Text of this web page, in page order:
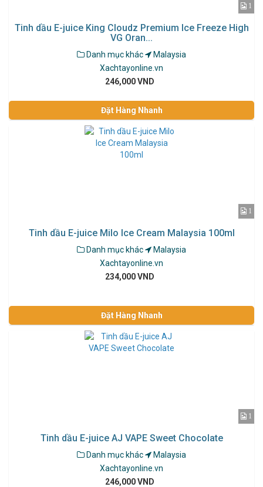
1
Tinh dầu E-juice King Cloudz Premium Ice Freeze High
VG Oran...
Danh mục khác
Malaysia
Xachtayonline.vn
246,000 VND
Đặt Hàng Nhanh
1
Tinh dầu E-juice Milo Ice Cream Malaysia 100ml
Danh mục khác
Malaysia
Xachtayonline.vn
234,000 VND
Đặt Hàng Nhanh
1
Tinh dầu E-juice AJ VAPE Sweet Chocolate
Danh mục khác
Malaysia
Xachtayonline.vn
246,000 VND